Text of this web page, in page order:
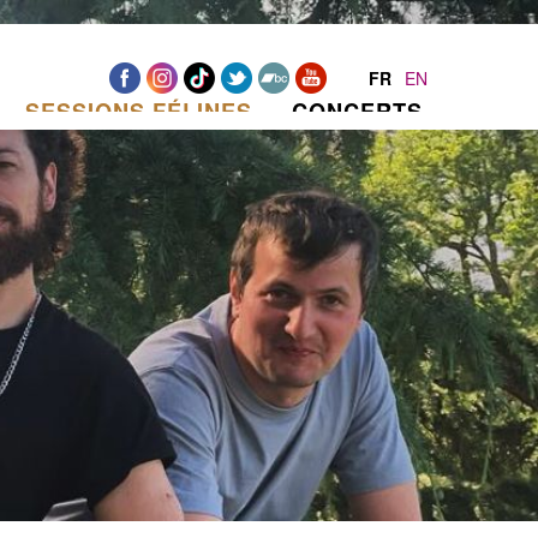
FR EN
SESSIONS FÉLINES CONCERTS